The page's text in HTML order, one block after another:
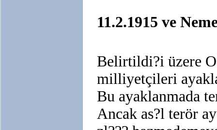
11.2.1915 ve
Belirtildi?i üzere
milliyetçileri
Bu ayaklanmada
Ancak as?l terör